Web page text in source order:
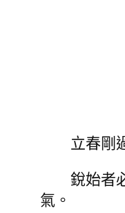
立春剛
銳始者
氣。